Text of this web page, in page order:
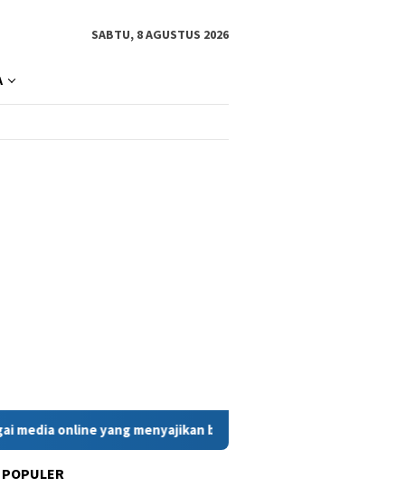
SABTU, 8 AGUSTUS 2026
yang menyajikan berita cepat, faktual, dan berimbang.